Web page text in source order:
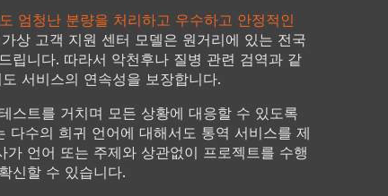
엄청난 분량을 처리하고 우수하고 안정적인
상 고객 지원 센터 모델은 원거리에 있는 전국
립니다. 따라서 악천후나 질병 관련 검역과 같
서비스의 연속성을 보장합니다.
스트를 거치며 모든 상황에 대응할 수 있도록
다수의 희귀 언어에 대해서도 통역 서비스를 제
가 언어 또는 주제와 상관없이 프로젝트를 수행
신할 수 있습니다.